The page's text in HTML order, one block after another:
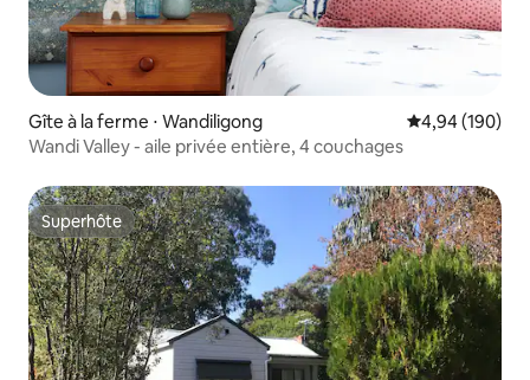
Gîte à la ferme ⋅ Wandiligong Évaluation
4,94 (190)
Wandi Valley - aile privée entière, 4 couchages
Superhôte
Superhôte